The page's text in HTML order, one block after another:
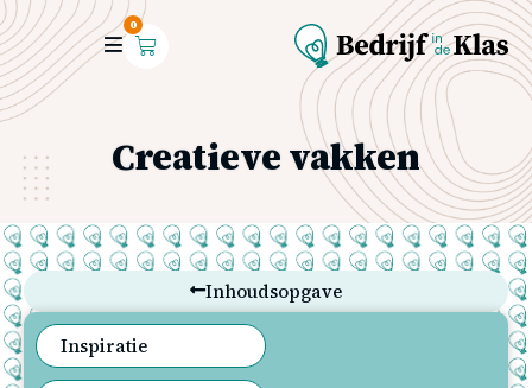
0
Creatieve vakken
Inhoudsopgave
Inspiratie